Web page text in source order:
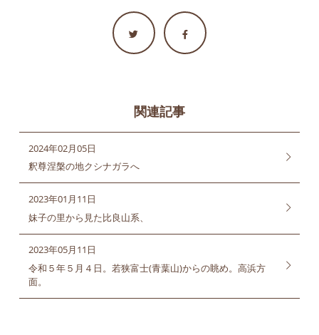
関連記事
2024年02月05日
釈尊涅槃の地クシナガラへ
2023年01月11日
妹子の里から見た比良山系、
2023年05月11日
令和５年５月４日。若狭富士(青葉山)からの眺め。高浜方
面。